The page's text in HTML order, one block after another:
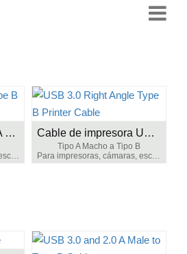
Cable USB 3.0 Tipo A Tipo B
Para impresoras, cámaras, escáneres, etc.,
Cable de impresora USB 3.0 tipo B de ángulo recto
Tipo A Macho a Tipo B
Para impresoras, cámaras, escáneres, etc.,